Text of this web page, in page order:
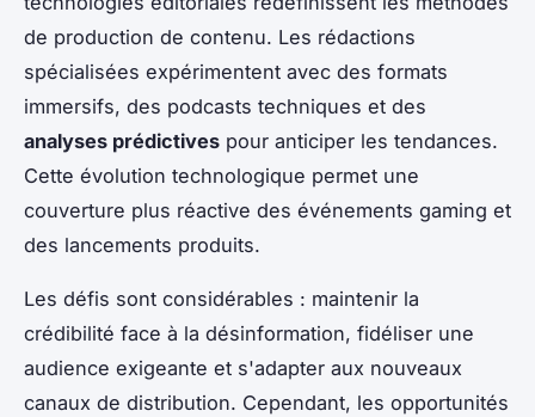
de production de contenu. Les rédactions
spécialisées expérimentent avec des formats
immersifs, des podcasts techniques et des
analyses prédictives pour anticiper les tendances.
Cette évolution technologique permet une
couverture plus réactive des événements gaming et
des lancements produits.
Les défis sont considérables : maintenir la
crédibilité face à la désinformation, fidéliser une
audience exigeante et s'adapter aux nouveaux
canaux de distribution. Cependant, les opportunités